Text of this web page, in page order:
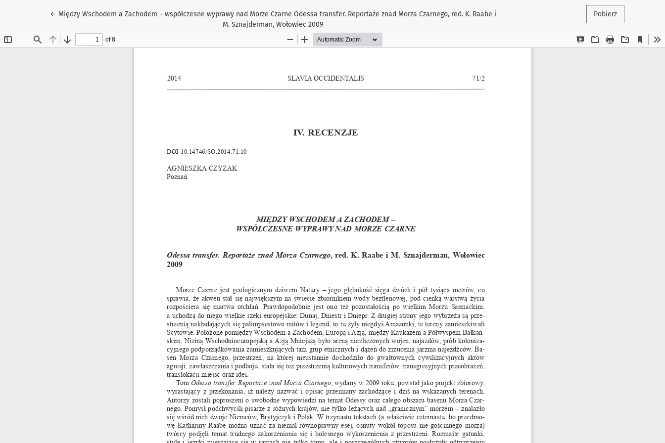
← Wróć do szczegółów artykułu
Między Wschodem a Zachodem – współczesne wyprawy nad Morze Czarne Odessa transfer. Reportaże znad Morza Czarnego, red. K. Raabe i
M. Sznajderman, Wołowiec 2009
Pobierz